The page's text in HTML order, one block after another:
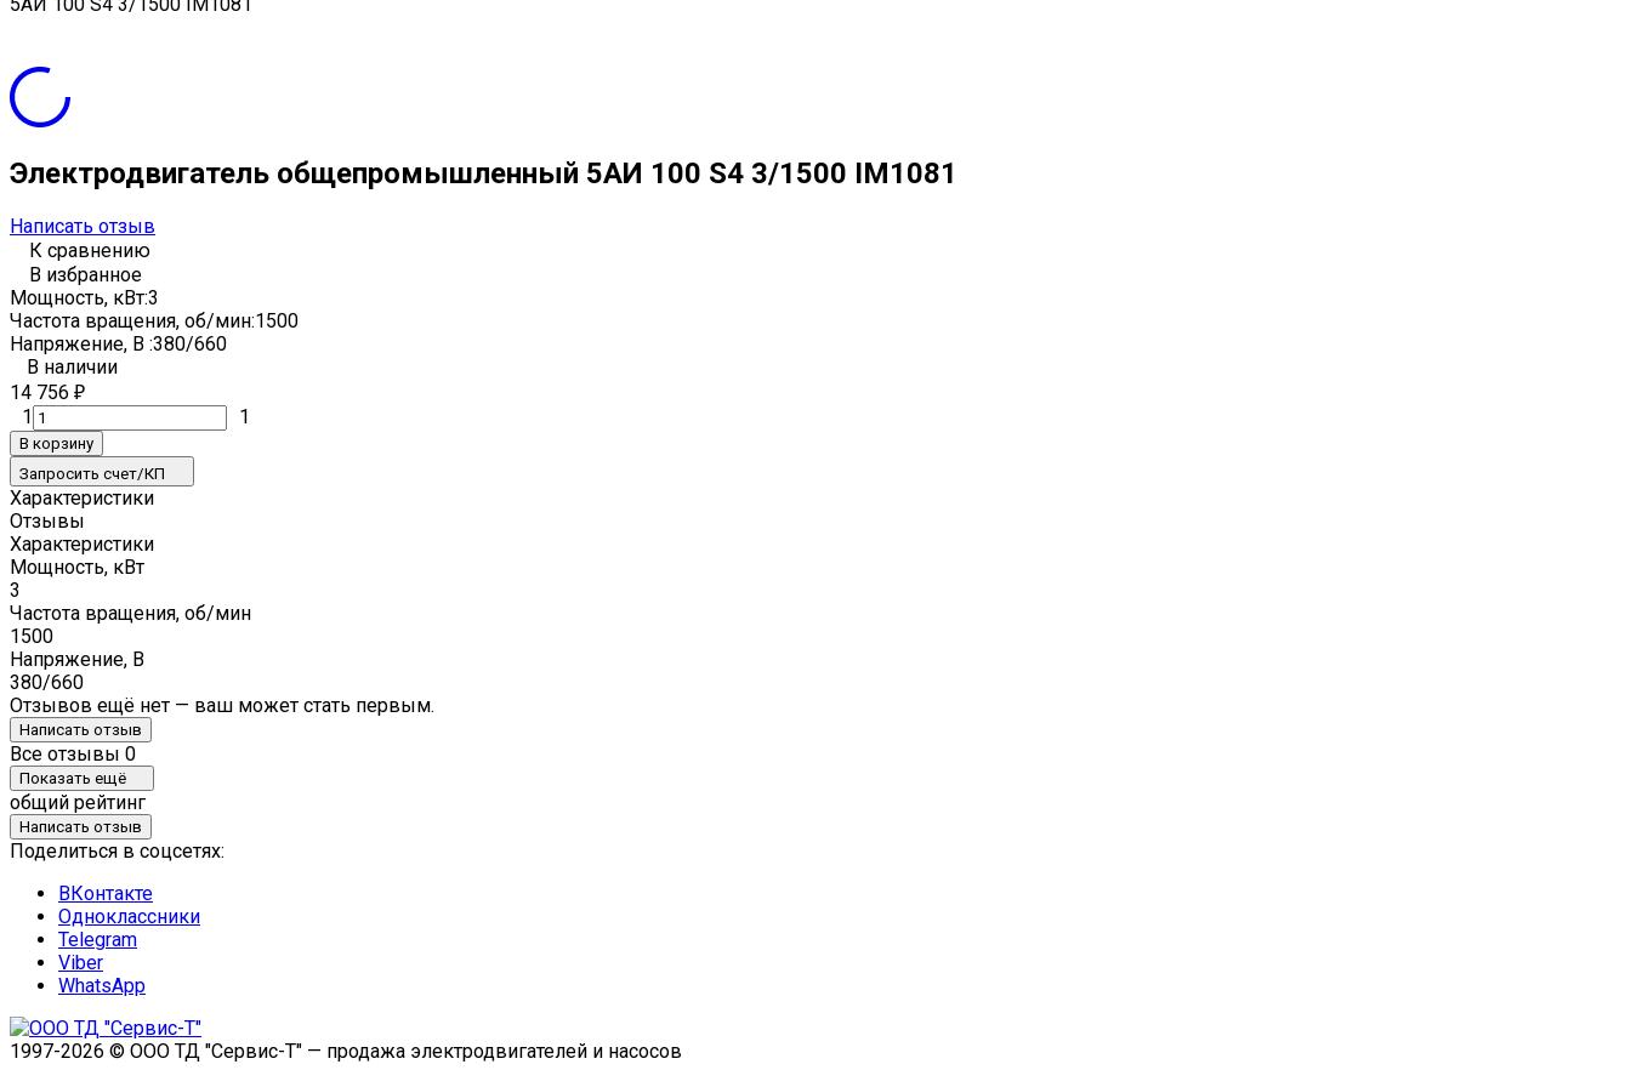
Электродвигатель общепромышленный 5АИ 100 S4 3/1500 IM1081
Написать отзыв
К сравнению
В избранное
Мощность, кВт:3
Частота вращения, об/мин:1500
Напряжение, В :380/660
В наличии
14 756 ₽
1 1
В корзину
Запросить счет/КП
Характеристики
Отзывы
Характеристики
Мощность, кВт
3
Частота вращения, об/мин
1500
Напряжение, В
380/660
Отзывов ещё нет — ваш может стать первым.
Написать отзыв
Все отзывы 0
Показать ещё
общий рейтинг
Написать отзыв
Поделиться в соцсетях:
ВКонтакте
Одноклассники
Telegram
Viber
WhatsApp
1997-2026 © ООО ТД "Сервис-Т" — продажа электродвигателей и насосов